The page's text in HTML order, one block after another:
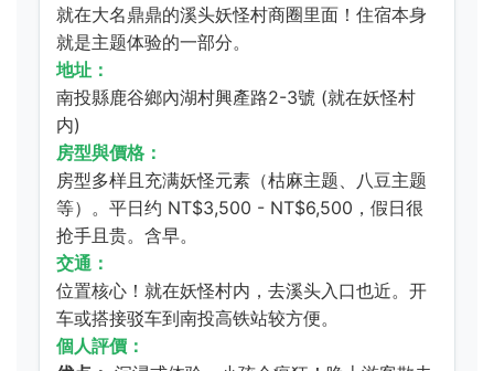
就在大名鼎鼎的溪头妖怪村商圈里面！住宿本身
就是主题体验的一部分。
地址：
南投縣鹿谷鄉內湖村興產路2-3號 (就在妖怪村
内)
房型與價格：
房型多样且充满妖怪元素（枯麻主题、八豆主题
等）。平日约 NT$3,500 - NT$6,500，假日很
抢手且贵。含早。
交通：
位置核心！就在妖怪村内，去溪头入口也近。开
车或搭接驳车到南投高铁站较方便。
個人評價：